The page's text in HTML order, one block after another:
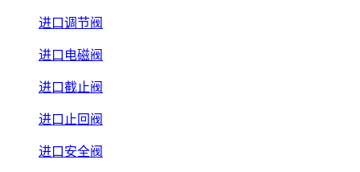
进口调节阀
进口电磁阀
进口截止阀
进口止回阀
进口安全阀